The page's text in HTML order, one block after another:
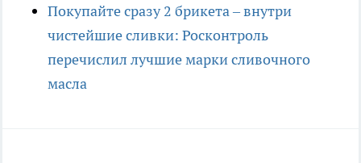
Покупайте сразу 2 брикета – внутри
чистейшие сливки: Росконтроль
перечислил лучшие марки сливочного
масла